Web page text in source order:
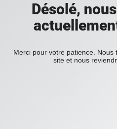
Désolé,
Merci pour votre patience. Nous
site et nous